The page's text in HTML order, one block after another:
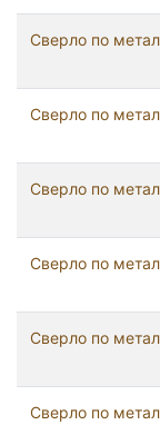
Сверло по
Сверло по
Сверло по
Сверло по
Сверло по
Сверло по